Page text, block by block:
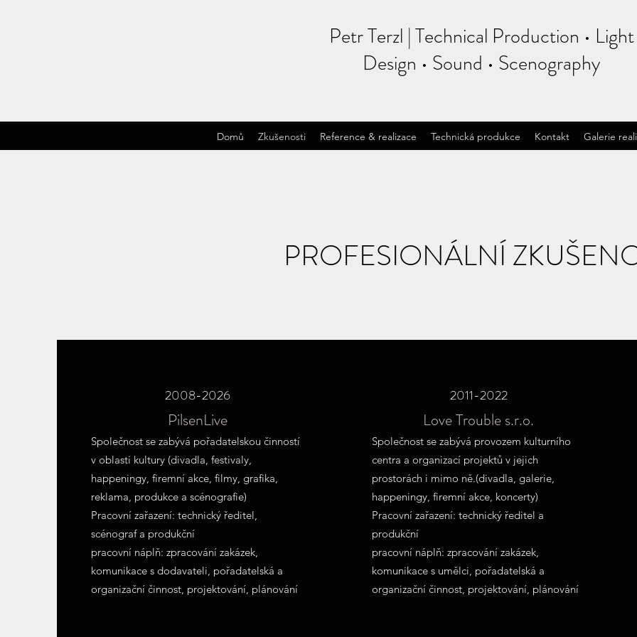
Petr Terzl | Technical Production • Light
Design • Sound • Scenography
Domů Zkušenosti Reference & realizace Technická produkce Kontakt Galerie
PROFESIONÁLNÍ
2008-2026
PilsenLive
Společnost se zabývá pořadatelskou činností
v oblasti kultury (divadla, festivaly,
happeningy, firemní akce, filmy, grafika,
reklama, produkce a scénografie)
Pracovní zařazení: technický ředitel,
scénograf a produkční
pracovní náplň: zpracování zakázek,
komunikace s dodavateli, pořadatelská a
organizační činnost, projektování, plánování
2011-2022
Love Trouble s.r.o.
Společnost se zabývá provozem kulturního
centra a organizací projektů v jejich
prostorách i mimo ně.(divadla, galerie,
happeningy, firemní akce, koncerty)
Pracovní zařazení: technický ředitel a
produkční
pracovní náplň: zpracování zakázek,
komunikace s umělci, pořadatelská a
organizační činnost, projektování, plánování